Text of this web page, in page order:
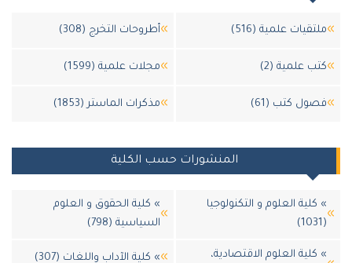
ملتقيات علمية (516) أطروحات التخرج (308)
كتب علمية (2) مجلات علمية (1599)
فصول كتب (61) مذكرات الماستر (1853)
المنشورات حسب الكلية
» كلية العلوم و التكنولوجيا
(1031)
» كلية الحقوق و العلوم
السياسية (798)
» كلية العلوم الاقتصادية،
» كلية الآداب واللغات (307)